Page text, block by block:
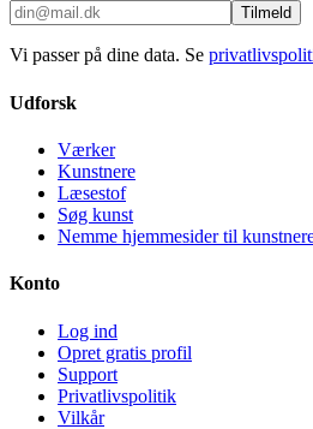
Tilmeld
Vi passer på dine data. Se
Udforsk
Værker
Kunstnere
Læsestof
Søg kunst
Nemme hjemmesider til
Konto
Log ind
Opret gratis profil
Support
Privatlivspolitik
Vilkår